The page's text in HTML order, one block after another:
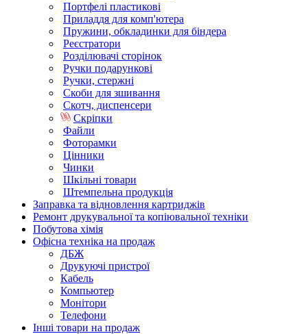
Портфелі пластикові
Приладдя для комп'ютера
Пружини, обкладинки для біндера
Реєстратори
Розділювачі сторінок
Ручки подарункові
Ручки, стержні
Скоби для зшивання
Скотч, диспенсери
Скріпки
Файли
Фоторамки
Цінники
Чинки
Шкільні товари
Штемпельна продукція
Заправка та відновлення картриджів
Ремонт друкувальної та копіювальної техніки
Побутова хімія
Офісна техніка на продаж
ДБЖ
Друкуючі пристрої
Кабель
Компьютер
Монітори
Телефони
Інші товари на продаж